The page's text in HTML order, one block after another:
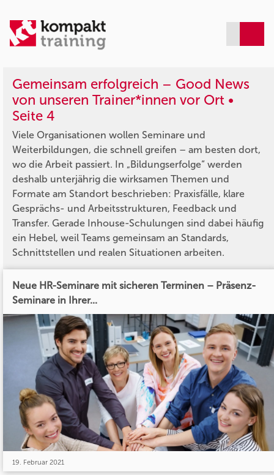
Gemeinsam erfolgreich – Good News
von unseren Trainer*innen vor Ort •
Seite 4
Viele Organisationen wollen Seminare und
Weiterbildungen, die schnell greifen – am besten dort,
wo die Arbeit passiert. In „Bildungserfolge“ werden
deshalb unterjährig die wirksamen Themen und
Formate am Standort beschrieben: Praxisfälle, klare
Gesprächs- und Arbeitsstrukturen, Feedback und
Transfer. Gerade Inhouse-Schulungen sind dabei häufig
ein Hebel, weil Teams gemeinsam an Standards,
Schnittstellen und realen Situationen arbeiten.
Neue HR-Seminare mit sicheren Terminen – Präsenz-
Seminare in Ihrer...
19. Februar 2021